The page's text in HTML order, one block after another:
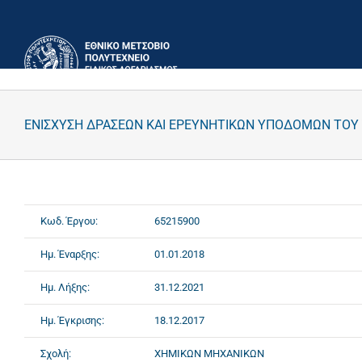
περιεχόμενο
ΕΝΙΣΧΥΣΗ ΔΡΑΣΕΩΝ ΚΑΙ ΕΡΕΥΝΗΤΙΚΩΝ ΥΠΟΔΟΜΩΝ ΤΟΥ
Κωδ. Έργου: 65215900
Ημ. Έναρξης: 01.01.2018
Ημ. Λήξης: 31.12.2021
Ημ. Έγκρισης: 18.12.2017
Σχολή: ΧΗΜΙΚΩΝ ΜΗΧΑΝΙΚΩΝ